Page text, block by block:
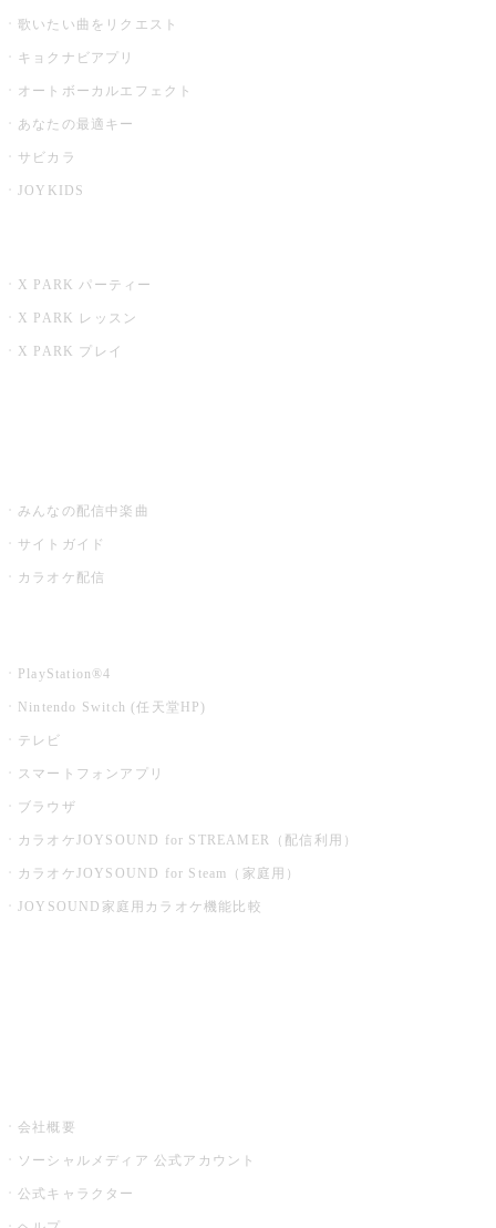
歌いたい曲をリクエスト
キョクナビアプリ
オートボーカルエフェクト
あなたの最適キー
サビカラ
JOYKIDS
X PARK パーティー
X PARK レッスン
X PARK プレイ
みんなの配信中楽曲
サイトガイド
カラオケ配信
PlayStation®4
Nintendo Switch (任天堂HP)
テレビ
スマートフォンアプリ
ブラウザ
カラオケJOYSOUND for STREAMER（配信利用）
カラオケJOYSOUND for Steam（家庭用）
JOYSOUND家庭用カラオケ機能比較
会社概要
ソーシャルメディア 公式アカウント
公式キャラクター